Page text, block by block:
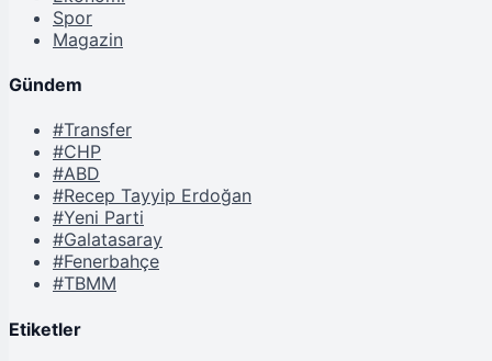
Spor
Magazin
Gündem
#Transfer
#CHP
#ABD
#Recep Tayyip Erdoğan
#Yeni Parti
#Galatasaray
#Fenerbahçe
#TBMM
Etiketler